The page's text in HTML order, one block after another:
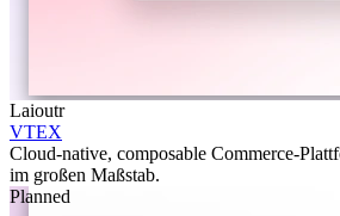
Laioutr
VTEX
Cloud-native, composable Commerce-
im großen Maßstab.
Planned